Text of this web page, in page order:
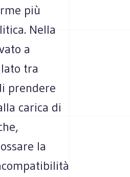
più
Nella
a
tra
prendere
carica di
la